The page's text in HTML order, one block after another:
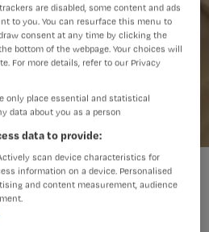
leiden tot reductie sterfte
are disabled, some content and ads
to you. You can resurface this menu to
consent at any time by clicking the
bottom of the webpage. Your choices will
For more details, refer to our Privacy
only place essential and statistical
data about you as a person
data to provide:
scan device characteristics for
information on a device. Personalised
and content measurement, audience